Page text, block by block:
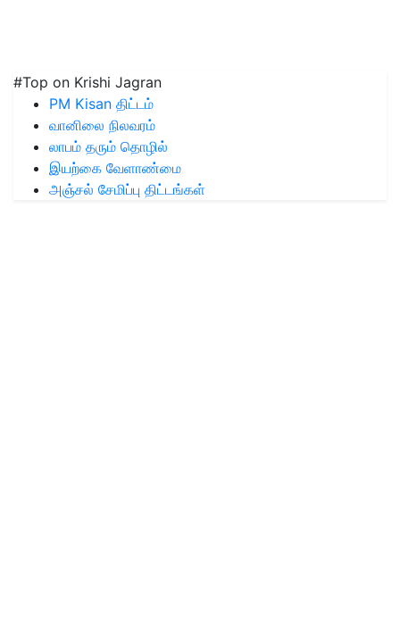
#Top on Krishi Jagran
PM Kisan திட்டம்
வானிலை நிலவரம்
லாபம் தரும் தொழில்
இயற்கை வேளாண்மை
அஞ்சல் சேமிப்பு திட்டங்கள்